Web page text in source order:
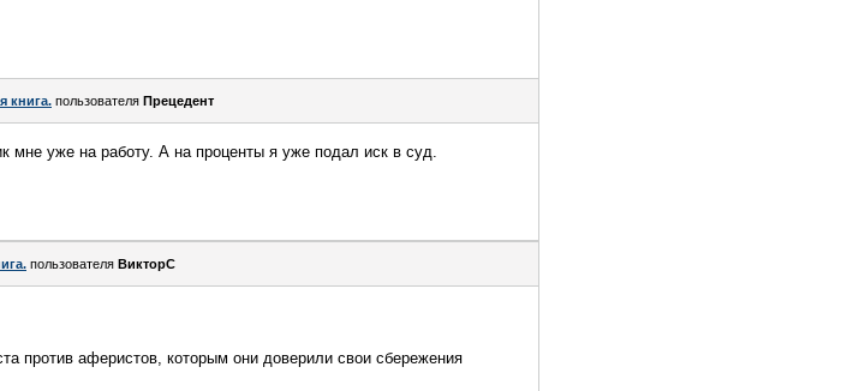
книга. пользователя Прецедент
мне уже на работу. А на проценты я уже подал иск в суд.
пользователя ВикторС
против аферистов, которым они доверили свои сбережения